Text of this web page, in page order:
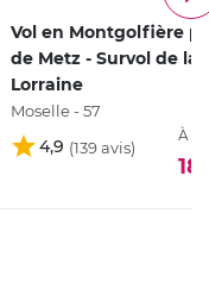
Vol en Montgolfière
de Metz - Survol de la
Lorraine
Moselle - 57
4,9
À